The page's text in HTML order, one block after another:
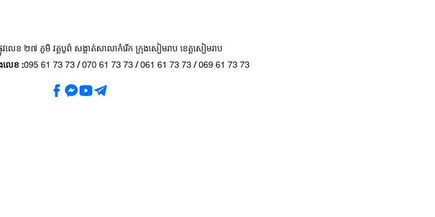
លូវលេខ ២៧ ភូមិ វត្តបូព៌ សង្កាត់សាលាកំរើក ក្រុងសៀមរាប ខេត្តសៀមរាប
លេខ :095 61 73 73/070 61 73 73 /061 61 73 73/069 61 73 73